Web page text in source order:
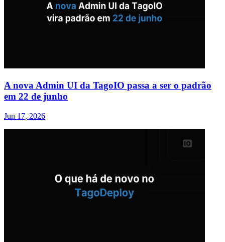
A nova Admin UI da TagoIO passa a ser o padrão
em 22 de junho
Jun 17, 2026